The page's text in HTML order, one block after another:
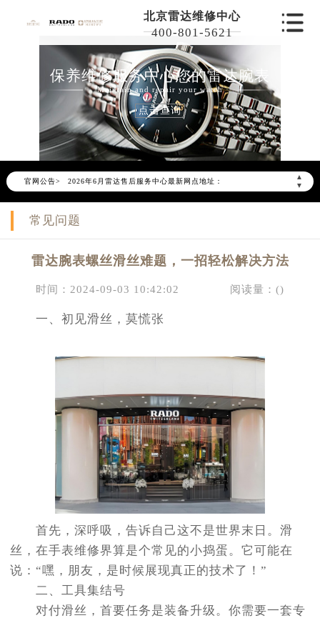
北京雷达维修中心
400-801-5621
保养维修服务中心您的雷达腕表
Maintain and repair your watch
点击查询
官网公告>
▲
▼
2026年6月雷达北京市售后服务网络优化升级公告
2026年6月北京市雷达官方售后客户服务热线：400-801-5621
2026年6月雷达售后服务中心最新网点地址：
北京市东城区东长安街1号东方广场写字楼W3座6层602室（需提前预约）
北京市东城区东长安街1号王府井东方广场W3座6层602室雷达售后服务中心（需提前预约）
常见问题
雷达腕表螺丝滑丝难题，一招轻松解决方法
时间：2024-09-03 10:42:02 阅读量：()
一、初见滑丝，莫慌张
首先，深呼吸，告诉自己这不是世界末日。滑
丝，在手表维修界算是个常见的小捣蛋。它可能在
说：“嘿，朋友，是时候展现真正的技术了！”
二、工具集结号
对付滑丝，首要任务是装备升级。你需要一套专